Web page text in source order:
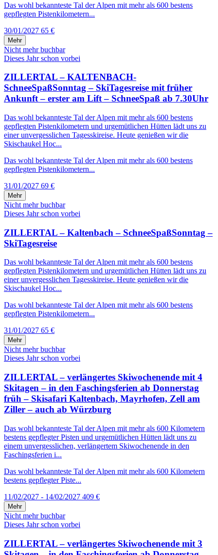
Das wohl bekannteste Tal der Alpen mit mehr als 600 bestens
gepflegten Pistenkilometern...
30/01/2027 65 €
Mehr
Nicht mehr buchbar
Dieses Jahr schon vorbei
ZILLERTAL – KALTENBACH-
SchneeSpaßSonntag – SkiTagesreise mit früher
Ankunft – erster am Lift – SchneeSpaß ab 7.30Uhr
Das wohl bekannteste Tal der Alpen mit mehr als 600 bestens
gepflegten Pistenkilometern und urgemütlichen Hütten lädt uns zu
einer unvergesslichen Tagesskireise. Heute genießen wir die
Skischaukel Hoc...
Das wohl bekannteste Tal der Alpen mit mehr als 600 bestens
gepflegten Pistenkilometern...
31/01/2027 69 €
Mehr
Nicht mehr buchbar
Dieses Jahr schon vorbei
ZILLERTAL – Kaltenbach – SchneeSpaßSonntag –
SkiTagesreise
Das wohl bekannteste Tal der Alpen mit mehr als 600 bestens
gepflegten Pistenkilometern und urgemütlichen Hütten lädt uns zu
einer unvergesslichen Tagesskireise. Heute genießen wir die
Skischaukel Hoc...
Das wohl bekannteste Tal der Alpen mit mehr als 600 bestens
gepflegten Pistenkilometern...
31/01/2027 65 €
Mehr
Nicht mehr buchbar
Dieses Jahr schon vorbei
ZILLERTAL – verlängertes Skiwochenende mit 4
Skitagen – in den Faschingsferien ab Donnerstag
früh – Skisafari Kaltenbach, Mayrhofen, Zell am
Ziller – auch ab Würzburg
Das wohl bekannteste Tal der Alpen mit mehr als 600 Kilometern
bestens gepflegter Pisten und urgemütlichen Hütten lädt uns zu
einem unvergesslichen, verlängertem Skiwochenende in den
Faschingsferien i...
Das wohl bekannteste Tal der Alpen mit mehr als 600 Kilometern
bestens gepflegter Piste...
11/02/2027 - 14/02/2027 409 €
Mehr
Nicht mehr buchbar
Dieses Jahr schon vorbei
ZILLERTAL – verlängertes Skiwochenende mit 3